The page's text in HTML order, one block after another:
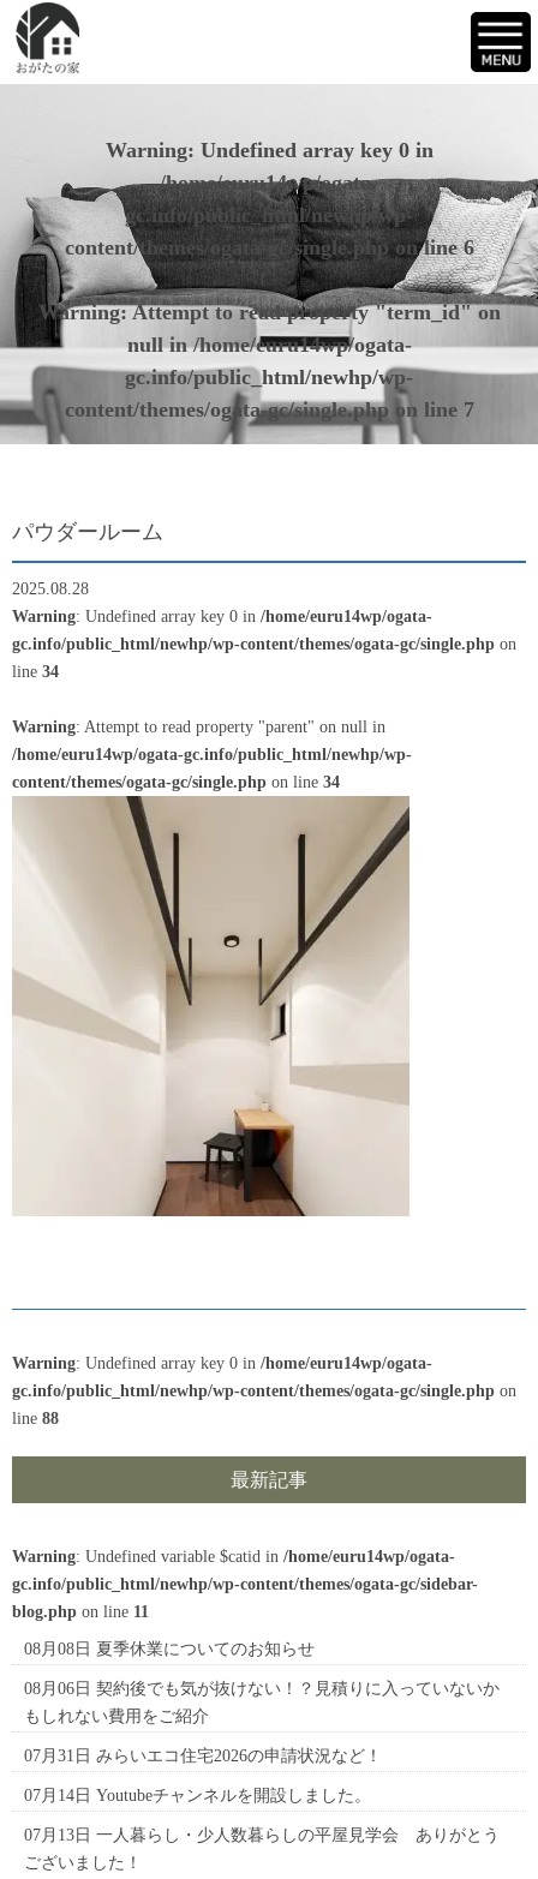
Warning: Undefined array key 0 in
/home/euru14wp/ogata-
gc.info/public_html/newhp/wp-
content/themes/ogata-gc/single.phpon line6
Warning: Attempt to read property "term_id" on
null in/home/euru14wp/ogata-
gc.info/public_html/newhp/wp-
content/themes/ogata-gc/single.php on line 7
パウダールーム
2025.08.28
Warning: Undefined array key 0 in /home/euru14wp/ogata-
gc.info/public_html/newhp/wp-content/themes/ogata-gc/single.php on
line 34
Warning: Attempt to read property "parent" on null in
/home/euru14wp/ogata-gc.info/public_html/newhp/wp-
content/themes/ogata-gc/single.php on line 34
Warning: Undefined array key 0 in /home/euru14wp/ogata-
gc.info/public_html/newhp/wp-content/themes/ogata-gc/single.php on
line 88
最新記事
Warning: Undefined variable $catid in /home/euru14wp/ogata-
gc.info/public_html/newhp/wp-content/themes/ogata-gc/sidebar-
blog.php on line 11
08月08日 夏季休業についてのお知らせ
08月06日 契約後でも気が抜けない！？見積りに入っていないか
もしれない費用をご紹介
07月31日 みらいエコ住宅2026の申請状況など！
07月14日 Youtubeチャンネルを開設しました。
07月13日 一人暮らし・少人数暮らしの平屋見学会 ありがとう
ございました！